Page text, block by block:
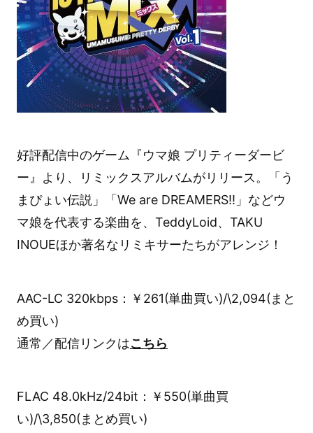
好評配信中のゲーム『ウマ娘 プリティーダービ
ー』より、リミックスアルバムがリリース。「う
まぴょい伝説」「We are DREAMERS!!」などウ
マ娘を代表する楽曲を、TeddyLoid、TAKU
INOUEほか著名なリミキサーたちがアレンジ！
AAC-LC 320kbps：￥261(単曲買い)/\2,094(まと
め買い)
通常／配信リンクはこちら
FLAC 48.0kHz/24bit：￥550(単曲買
い)/\3,850(まとめ買い)